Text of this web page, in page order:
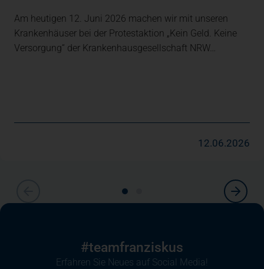
Am heutigen 12. Juni 2026 machen wir mit unseren
Krankenhäuser bei der Protestaktion „Kein Geld. Keine
Versorgung“ der Krankenhausgesellschaft NRW…
12.06.2026
#teamfranziskus
Erfahren Sie Neues auf Social Media!